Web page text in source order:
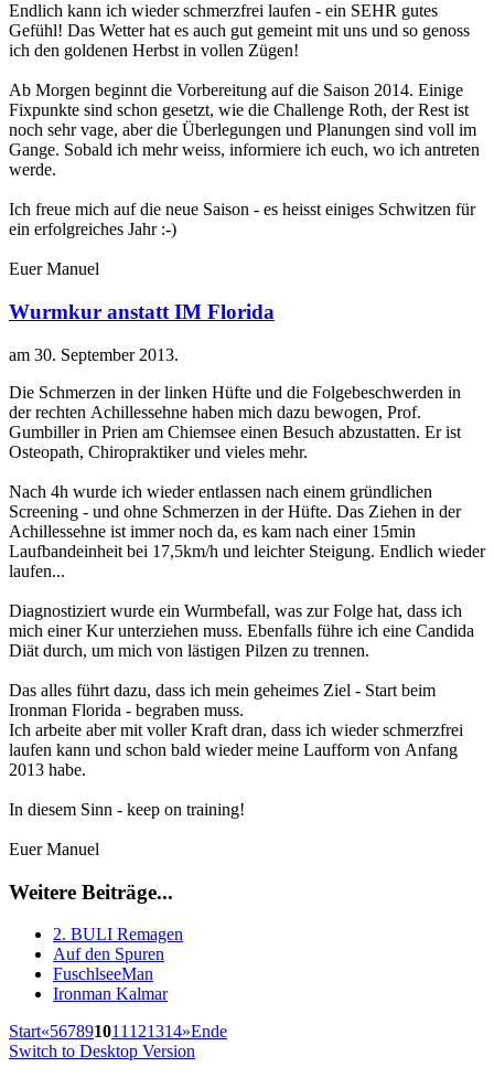
Endlich kann ich wieder schmerzfrei laufen - ein SEHR gutes
Gefühl! Das Wetter hat es auch gut gemeint mit uns und so genoss
ich den goldenen Herbst in vollen Zügen!
Ab Morgen beginnt die Vorbereitung auf die Saison 2014. Einige
Fixpunkte sind schon gesetzt, wie die Challenge Roth, der Rest ist
noch sehr vage, aber die Überlegungen und Planungen sind voll im
Gange. Sobald ich mehr weiss, informiere ich euch, wo ich antreten
werde.
Ich freue mich auf die neue Saison - es heisst einiges Schwitzen für
ein erfolgreiches Jahr :-)
Euer Manuel
Wurmkur anstatt IM Florida
am 30. September 2013.
Die Schmerzen in der linken Hüfte und die Folgebeschwerden in
der rechten Achillessehne haben mich dazu bewogen, Prof.
Gumbiller in Prien am Chiemsee einen Besuch abzustatten. Er ist
Osteopath, Chiropraktiker und vieles mehr.
Nach 4h wurde ich wieder entlassen nach einem gründlichen
Screening - und ohne Schmerzen in der Hüfte. Das Ziehen in der
Achillessehne ist immer noch da, es kam nach einer 15min
Laufbandeinheit bei 17,5km/h und leichter Steigung. Endlich wieder
laufen...
Diagnostiziert wurde ein Wurmbefall, was zur Folge hat, dass ich
mich einer Kur unterziehen muss. Ebenfalls führe ich eine Candida
Diät durch, um mich von lästigen Pilzen zu trennen.
Das alles führt dazu, dass ich mein geheimes Ziel - Start beim
Ironman Florida - begraben muss.
Ich arbeite aber mit voller Kraft dran, dass ich wieder schmerzfrei
laufen kann und schon bald wieder meine Laufform von Anfang
2013 habe.
In diesem Sinn - keep on training!
Euer Manuel
Weitere Beiträge...
2. BULI Remagen
Auf den Spuren
FuschlseeMan
Ironman Kalmar
Start«567891011 121314»Ende
Switch to Desktop Version